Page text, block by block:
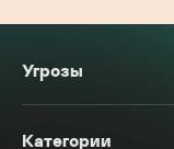
Угрозы
Категории